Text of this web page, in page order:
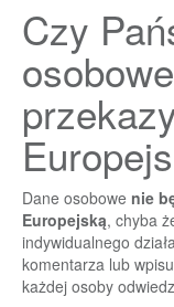
Czy
Dane osobowe nie
Europejską, chyba
indywidualnego
komentarza lub
każdej osoby